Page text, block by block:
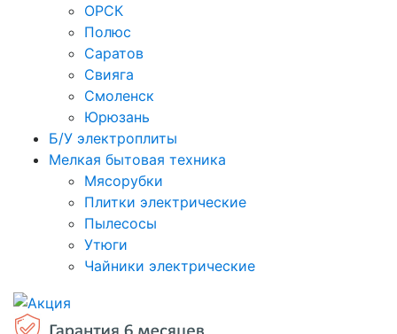
ОРСК
Полюс
Саратов
Свияга
Смоленск
Юрюзань
Б/У электроплиты
Мелкая бытовая техника
Мясорубки
Плитки электрические
Пылесосы
Утюги
Чайники электрические